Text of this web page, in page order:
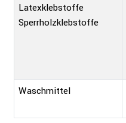
Latexklebstoffe
Sperrholzklebstoffe
Waschmittel